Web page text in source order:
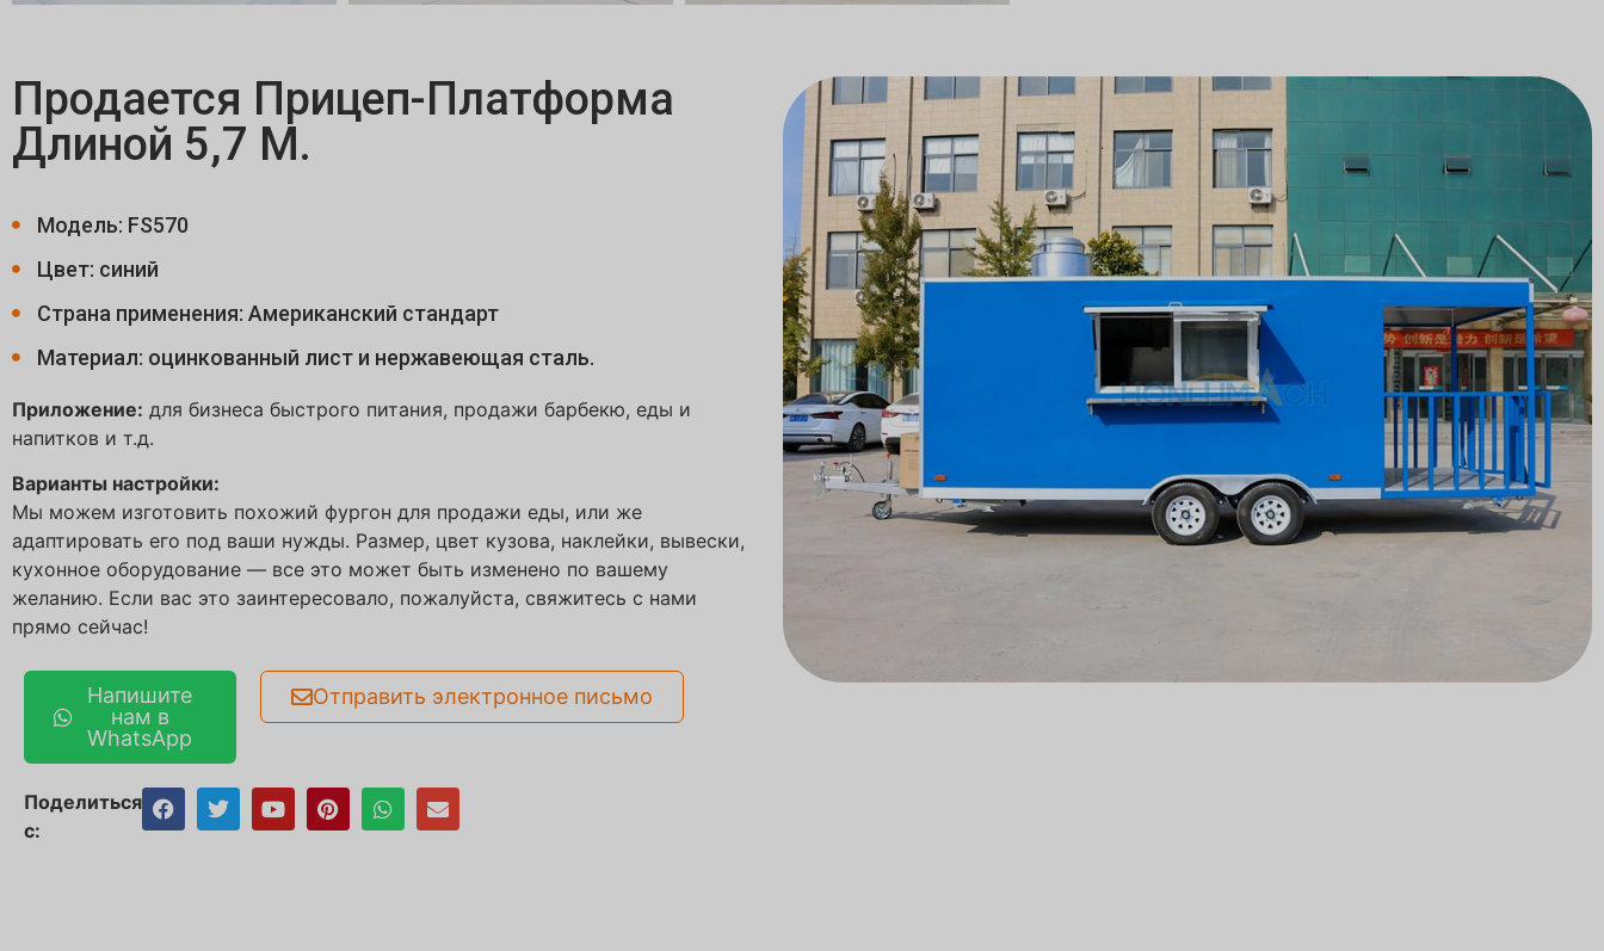
Продается Прицеп-Платформа
Длиной 5,7 М.
Модель: FS570
Цвет: синий
Страна применения: Американский стандарт
Материал: оцинкованный лист и нержавеющая сталь.
Приложение: для бизнеса быстрого питания, продажи барбекю, еды и
напитков и т.д.
Варианты настройки:
Мы можем изготовить похожий фургон для продажи еды, или же
адаптировать его под ваши нужды. Размер, цвет кузова, наклейки, вывески,
кухонное оборудование — все это может быть изменено по вашему
желанию. Если вас это заинтересовало, пожалуйста, свяжитесь с нами
прямо сейчас!
Напишите
нам в
WhatsApp
Отправить электронное письмо
Поделиться
с: